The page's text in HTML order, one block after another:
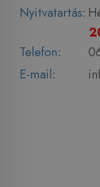
Nyitvatartás:
Telefon:
E-mail: